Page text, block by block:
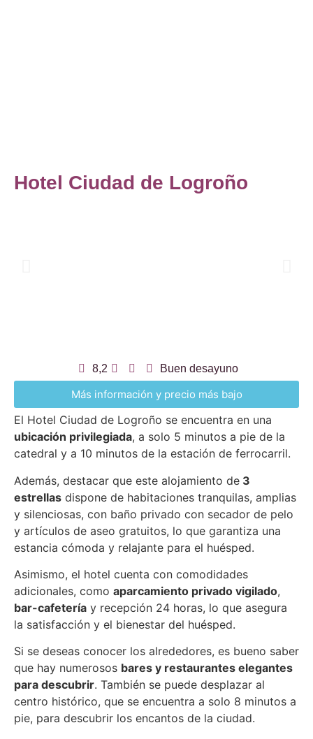
Hotel Ciudad de Logroño
8,2 Buen desayuno
Más información y precio más bajo
El Hotel Ciudad de Logroño se encuentra en una
ubicación privilegiada, a solo 5 minutos a pie de la
catedral y a 10 minutos de la estación de ferrocarril.
Además, destacar que este alojamiento de 3
estrellas dispone de habitaciones tranquilas, amplias
y silenciosas, con baño privado con secador de pelo
y artículos de aseo gratuitos, lo que garantiza una
estancia cómoda y relajante para el huésped.
Asimismo, el hotel cuenta con comodidades
adicionales, como aparcamiento privado vigilado,
bar-cafetería y recepción 24 horas, lo que asegura
la satisfacción y el bienestar del huésped.
Si se deseas conocer los alrededores, es bueno saber
que hay numerosos bares y restaurantes elegantes
para descubrir. También se puede desplazar al
centro histórico, que se encuentra a solo 8 minutos a
pie, para descubrir los encantos de la ciudad.